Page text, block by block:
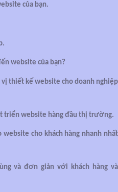
của bạn.
website của bạn?
vị thiết kế website cho doanh nghiệp
triển website hàng đầu thị trường.
cho khách hàng nhanh nhất
và đơn giản với khách hàng và